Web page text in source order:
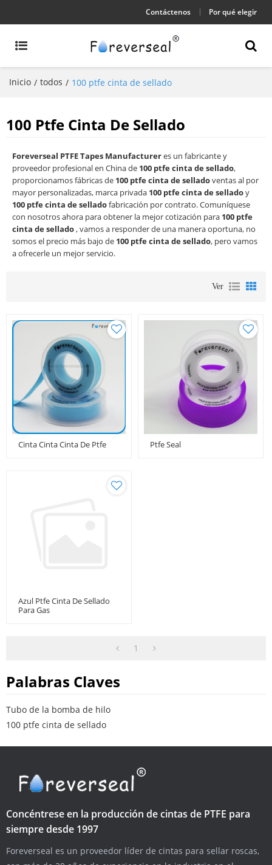
Contáctenos Por qué elegir
Inicio / todos / 100 ptfe cinta de sellado
100 Ptfe Cinta De Sellado
Foreverseal PTFE Tapes Manufactureres un fabricante y
proveedor profesional en China de 100 ptfe cinta de sellado,
proporcionamos fábricas de 100 ptfe cinta de selladoventas al por
mayor personalizadas, marca privada 100 ptfe cinta de selladoy
100 ptfe cinta de selladofabricación por contrato. Comuníquese
con nosotros ahora para obtener la mejor cotización para 100 ptfe
cinta de sellado, vamos a responder de una manera oportuna, no
somos el precio más bajo de 100 ptfe cinta de sellado, pero vamos
a ofrecerle un mejor servicio.
Ver
Cinta Cinta Cinta De Ptfe Ptfe Seal
Azul Ptfe Cinta De Sellado
Para Gas
1
Palabras Claves
Tubo de la bomba de hilo
100 ptfe cinta de sellado
Concéntrese en la producción de cintas de PTFE para
siempre desde 1997
Foreverseal es un proveedor líder de cintas para sellar roscas,